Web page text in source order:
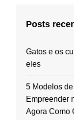
Posts
Gatos e os
eles
5 Modelos
Empreender
Agora Como